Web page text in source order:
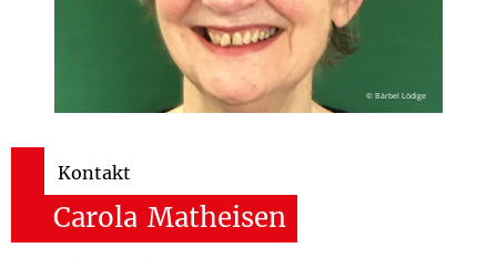
© Bärbel Lödige
Kontakt
Carola Matheisen